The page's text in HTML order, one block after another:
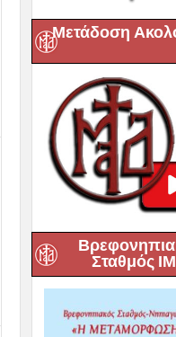
Μετάδοση
Σταθμός